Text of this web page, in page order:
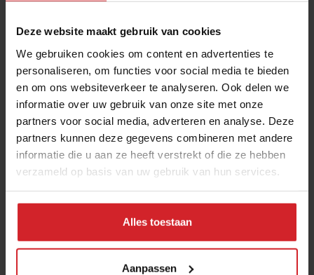
Deze website maakt gebruik van cookies
We gebruiken cookies om content en advertenties te
personaliseren, om functies voor social media te bieden
en om ons websiteverkeer te analyseren. Ook delen we
informatie over uw gebruik van onze site met onze
partners voor social media, adverteren en analyse. Deze
partners kunnen deze gegevens combineren met andere
informatie die u aan ze heeft verstrekt of die ze hebben
verzameld op basis van uw gebruik van hun services.
Alles toestaan
Aanpassen
Schiphol wil terug in top 3 beste airports van
Europa, F&B speelt daarin sleutelrol
“We liepen 10 jaar achter op de foodtrends, die inhaalslag zijn
11 december 2025 | 5 min
Producenten Marketing